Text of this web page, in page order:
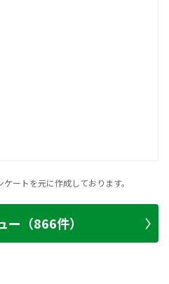
ートを元に作成しております。
ー（866件）